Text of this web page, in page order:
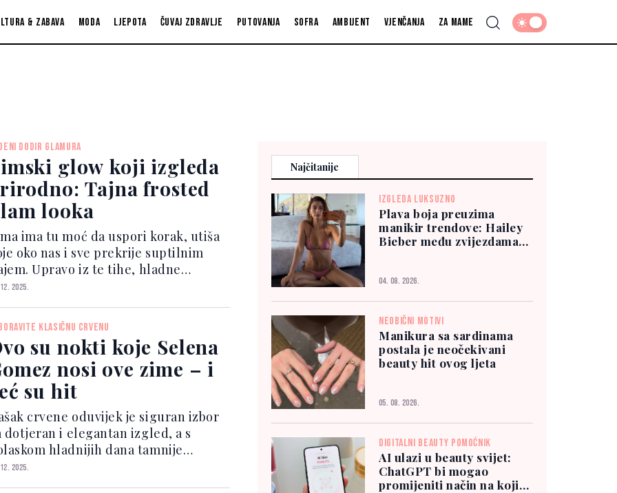
& zabava Moda Ljepota Čuvaj zdravlje Putovanja Sofra Ambijent Vjenčanja Za mame
DODIR GLAMURA
glow koji izgleda
Tajna frosted
looka
ima tu moć da uspori korak, utiša
oko nas i sve prekrije suptilnim
Upravo iz te tihe, hladne
nastao je frosted glam – make
i nježne pastelne tonove.
2025.
KLASIČNU CRVENU
su nokti koje Selena
nosi ove zime – i
su hit
crvene oduvijek je siguran izbor
dotjeran i elegantan izgled, a s
hladnijih dana tamnije
posebno dolaze do izražaja –
2025.
Najčitanije
IZGLEDA LUKSUZNO
Plava boja preuzima
manikir trendove: Hailey
Bieber među zvijezdama
04. 08. 2026.
NEOBIČNI MOTIVI
Manikura sa sardinama
postala je neočekivani
beauty hit ovog ljeta
05. 08. 2026.
DIGITALNI BEAUTY POMOĆNIK
AI ulazi u beauty svijet:
ChatGPT bi mogao
promijeniti način na koji